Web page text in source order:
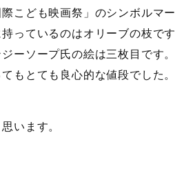
こども映画祭」のシンボルマー
っているのはオリーブの枝です
ーソープ氏の絵は三枚目です。
もとても良心的な値段でした。
います。